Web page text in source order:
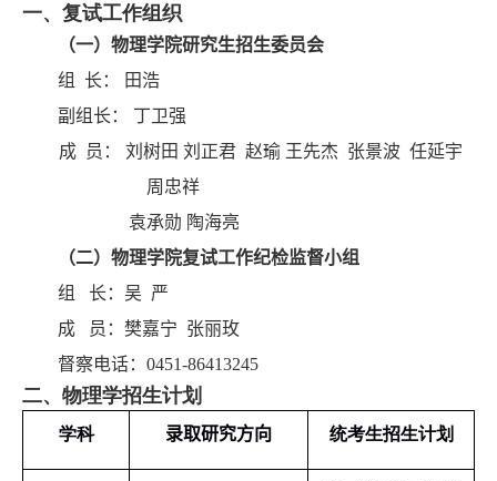
一、复试工作组织
（一）物理学院研究生招生委员会
组 长： 田浩
副组长：
丁卫强
成 员： 刘树田 刘正君 赵瑜 王先杰 张景波 任延宇
周忠祥
袁承勋 陶海亮
（二）物理学院复试工作纪检监督小组
组 长： 吴 严
成 员： 樊嘉宁 张丽玫
督察电话： 0451-86413245
二、物理学招生计划
学科 录取研究方向 统考生招生计划